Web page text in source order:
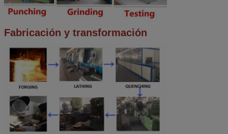
Fabricación y transformación